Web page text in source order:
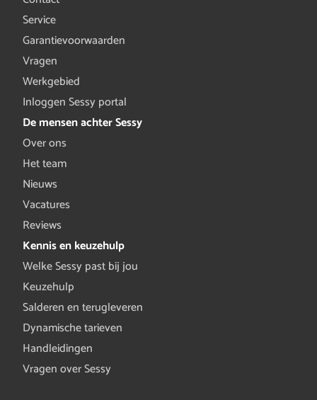
Service
Garantievoorwaarden
Vragen
Werkgebied
Inloggen Sessy portal
De mensen achter Sessy
Over ons
Het team
Nieuws
Vacatures
Reviews
Kennis en keuzehulp
Welke Sessy past bij jou
Keuzehulp
Salderen en terugleveren
Dynamische tarieven
Handleidingen
Vragen over Sessy